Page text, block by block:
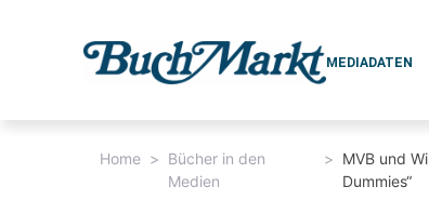
MEDIADATEN
Home > Bücher in den
Medien
> MVB und
Dummies“